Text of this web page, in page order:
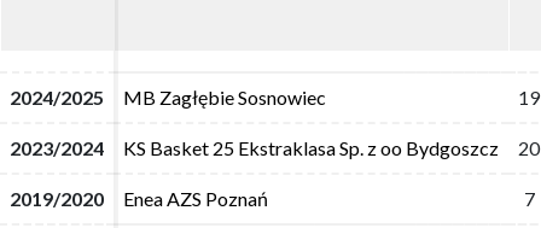
2024/2025 MB Zagłębie Sosnowiec 19
2023/2024 KS Basket 25 Ekstraklasa Sp. z oo Bydgoszcz 20
2019/2020 Enea AZS Poznań 7
2024/2025 MB Zagłębie Sosnowiec 19
2023/2024 KS Basket 25 Ekstraklasa Sp. z oo Bydgoszcz 20
2019/2020 Enea AZS Poznań 7